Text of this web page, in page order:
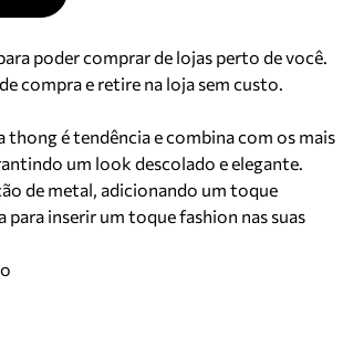
poder comprar de lojas perto de você.
compra e retire na loja sem custo.
é tendência e combina com os mais
um look descolado e elegante.
de metal, adicionando um toque
inserir um toque fashion nas suas